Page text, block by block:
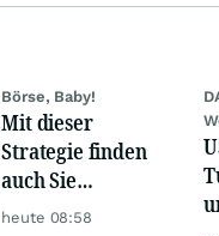
Börse, Baby!
Mit dieser
Strategie finden
auch Sie
zuverlässig
heute 08:58